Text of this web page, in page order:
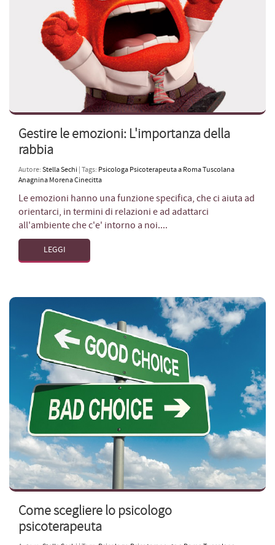
Gestire le emozioni: L'importanza della
rabbia
Autore: Stella Sechi | Tags: Psicologa Psicoterapeuta a Roma Tuscolana
Anagnina Morena Cinecitta
Le emozioni hanno una funzione specifica, che ci aiuta ad
orientarci, in termini di relazioni e ad adattarci
all'ambiente che c'e' intorno a noi....
LEGGI
Come scegliere lo psicologo
psicoterapeuta